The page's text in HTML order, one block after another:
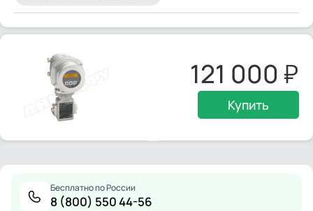
121 000
Купить
Бесплатно по России
8 (800) 550 44-56